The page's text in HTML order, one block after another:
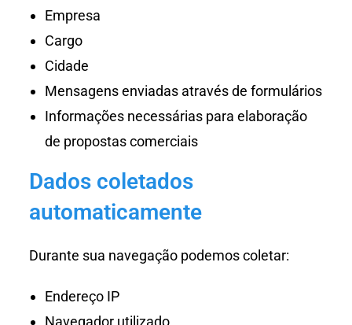
Empresa
Cargo
Cidade
Mensagens enviadas através de formulários
Informações necessárias para elaboração
de propostas comerciais
Dados coletados
automaticamente
Durante sua navegação podemos coletar:
Endereço IP